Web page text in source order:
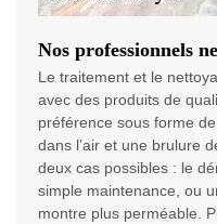
Nos professionnels
Le traitement et le
avec des produits de
préférence sous forme
dans l’air et une brulure
deux cas possibles : le
simple maintenance, ou
montre plus perméable.